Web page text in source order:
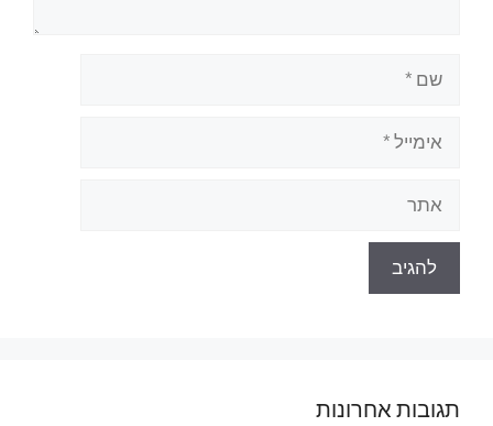
תגובות אחרונות